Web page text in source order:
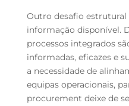
Outro desafio estrutural
informação disponível.
processos integrados
informadas, eficazes e
a necessidade de
equipas operacionais,
procurement deixe de